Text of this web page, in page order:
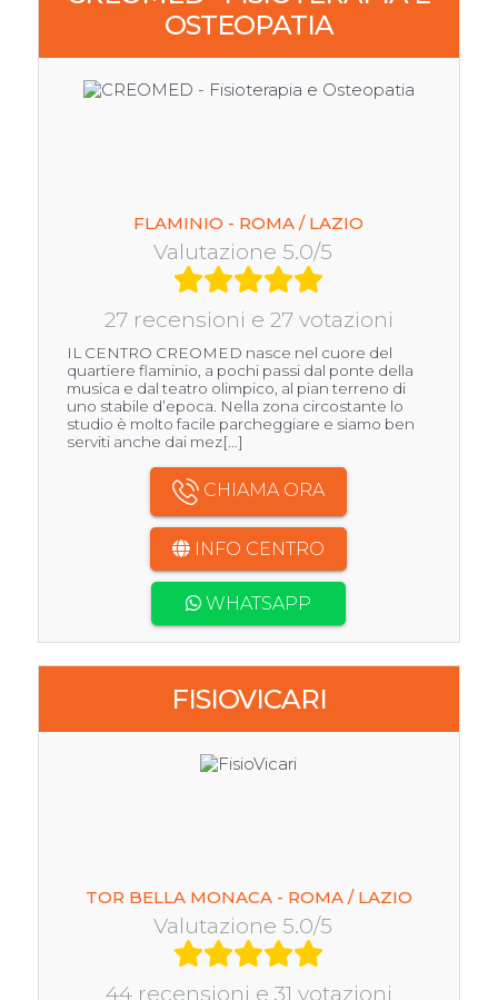
OSTEOPATIA
FLAMINIO - ROMA / LAZIO
Valutazione 5.0/5
27 recensioni e 27 votazioni
IL CENTRO CREOMED nasce nel cuore del
quartiere flaminio, a pochi passi dal ponte della
musica e dal teatro olimpico, al pian terreno di
uno stabile d’epoca. Nella zona circostante lo
studio è molto facile parcheggiare e siamo ben
serviti anche dai mez[...]
CHIAMA ORA
INFO CENTRO
WHATSAPP
FISIOVICARI
TOR BELLA MONACA - ROMA / LAZIO
Valutazione 5.0/5
44 recensioni e 31 votazioni